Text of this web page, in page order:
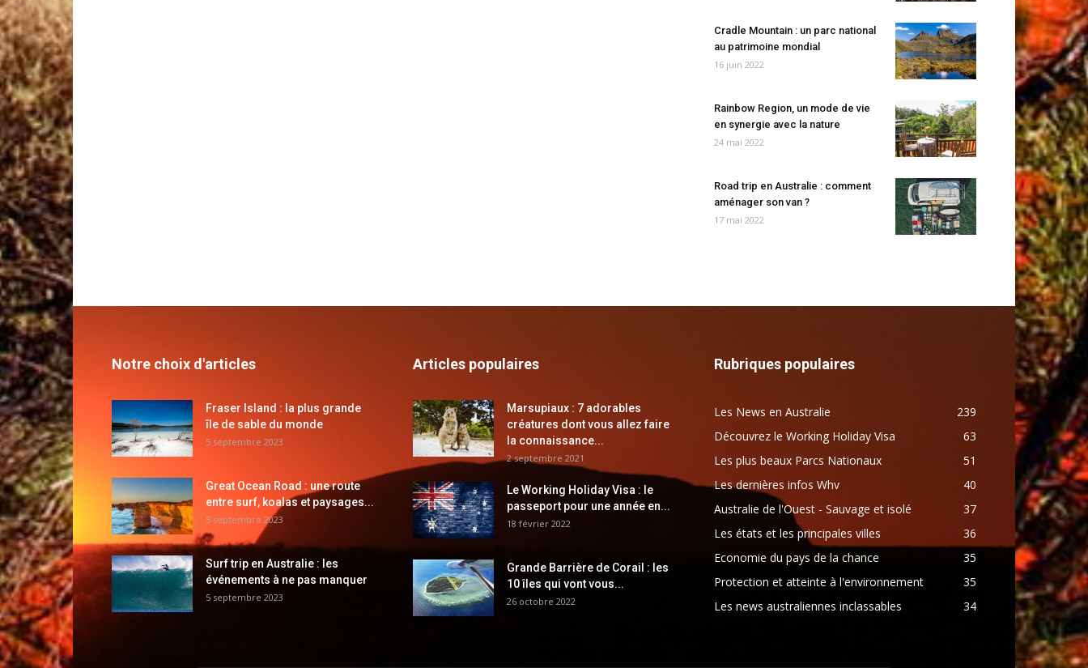
Cradle Mountain : un parc national
au patrimoine mondial
16 juin 2022
Rainbow Region, un mode de vie
en synergie avec la nature
24 mai 2022
Road trip en Australie : comment
aménager son van ?
17 mai 2022
Notre choix d'articles
Fraser Island : la plus grande
île de sable du monde
5 septembre 2023
Great Ocean Road : une route
entre surf, koalas et paysages...
5 septembre 2023
Surf trip en Australie : les
événements à ne pas manquer
5 septembre 2023
Articles populaires
Marsupiaux : 7 adorables
créatures dont vous allez faire
la connaissance...
2 septembre 2021
Le Working Holiday Visa : le
passeport pour une année en...
18 février 2022
Grande Barrière de Corail : les
10 îles qui vont vous...
26 octobre 2022
Rubriques populaires
Les News en Australie
239
Découvrez le Working Holiday Visa
63
Les plus beaux Parcs Nationaux
51
Les dernières infos Whv
40
Australie de l'Ouest - Sauvage et isolé
37
Les états et les principales villes
36
Economie du pays de la chance
35
Protection et atteinte à l'environnement
35
Les news australiennes inclassables
34